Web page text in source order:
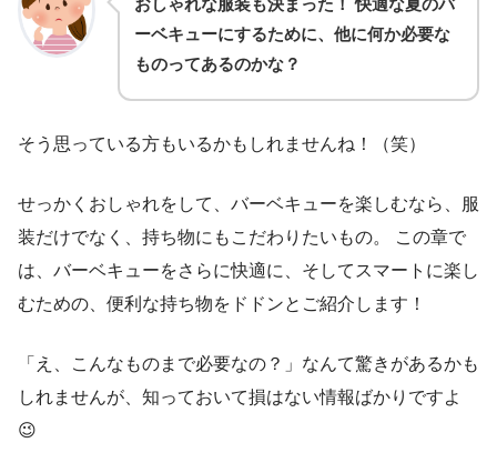
ーベキューにするために、他に何か必要な
ものってあるのかな？
そう思っている方もいるかもしれませんね！（笑）
せっかくおしゃれをして、バーベキューを楽しむなら、服
装だけでなく、持ち物にもこだわりたいもの。 この章で
は、バーベキューをさらに快適に、そしてスマートに楽し
むための、便利な持ち物をドドンとご紹介します！
「え、こんなものまで必要なの？」なんて驚きがあるかも
しれませんが、知っておいて損はない情報ばかりですよ
😉